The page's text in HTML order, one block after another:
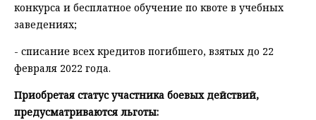
конкурса и бесплатное обучение по квоте в учебных
заведениях;
- списание всех кредитов погибшего, взятых до 22
февраля 2022 года.
Приобретая статус участника боевых действий,
предусматриваются льготы: